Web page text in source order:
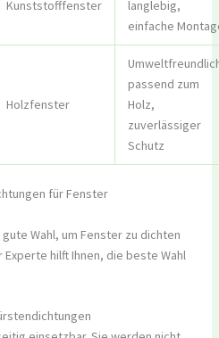
Kunststofffenster
langlebig,
einfache
Holzfenster
passend zum
Holz,
zuverlässiger
Schutz
Wahl, um Fenster zu dichten
Experte hilft Ihnen, die beste Wahl